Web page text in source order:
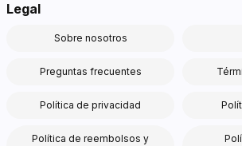
Legal
Sobre nosotros
Preguntas frecuentes
Política de privacidad
Política de reembolsos y